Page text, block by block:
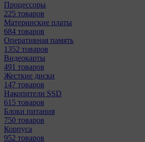
Процессоры
225 товаров
Материнcкие платы
684 товаров
Оперативная память
1352 товаров
Видеокарты
491 товаров
Жесткие диски
147 товаров
Накопители SSD
615 товаров
Блоки питания
750 товаров
Корпуса
952 товаров